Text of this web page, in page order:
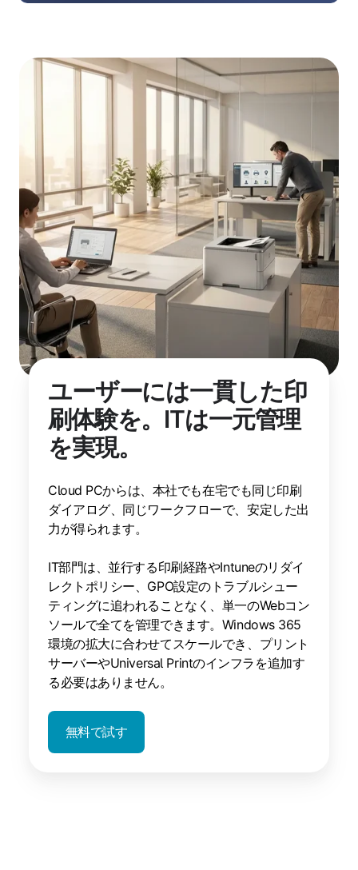
ユーザーには一貫した印
刷体験を。ITは一元管理
を実現。
Cloud PCからは、本社でも在宅でも同じ印刷
ダイアログ、同じワークフローで、安定した出
力が得られます。
IT部門は、並行する印刷経路やIntuneのリダイ
レクトポリシー、GPO設定のトラブルシュー
ティングに追われることなく、単一のWebコン
ソールで全てを管理できます。Windows 365
環境の拡大に合わせてスケールでき、プリント
サーバーやUniversal Printのインフラを追加す
る必要はありません。
無料で試す